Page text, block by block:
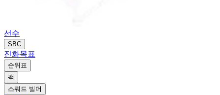
선수
SBC
진화목표
순위표
팩
스쿼드 빌더